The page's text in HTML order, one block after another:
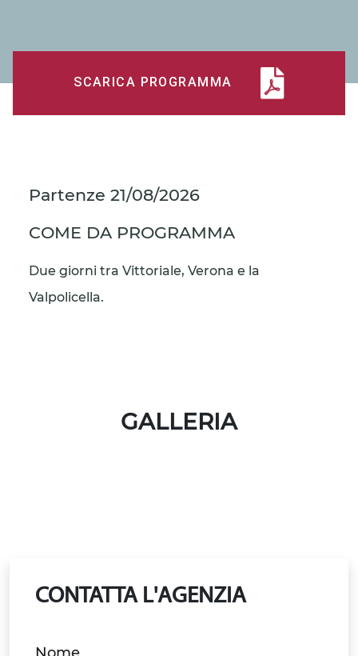
SCARICA PROGRAMMA
Partenze 21/08/2026
COME DA PROGRAMMA
Due giorni tra Vittoriale, Verona e la
Valpolicella.
GALLERIA
CONTATTA L'AGENZIA